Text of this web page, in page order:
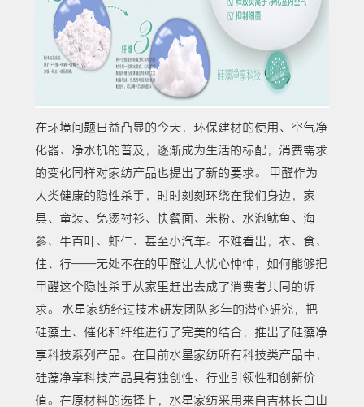
在环境问题日益凸显的今天，环保建材的使用、空气净
化器、净水机的普及，逐渐成为生活的标配，消费需求
的变化同样对家纺产品也提出了新的要求。 甲醛作为
人类健康的隐性杀手，时时刻刻环绕在我们身边，家
具、童装、免烫衬衫、快餐面、米粉、水泡鱿鱼、海
参、牛百叶、虾仁、甚至小汽车。不难看出，衣、食、
住、行——无处不在的甲醛让人忧心忡忡，如何能够把
甲醛这个隐性杀手从家里赶出去成了消费者共同的诉
求。 水星家纺经过技术研发团队多年的潜心研究，把
硅藻土、催化和纤维进行了完美的结合，推出了硅藻净
享科技系列产品。在目前水星家纺所有科技类产品中，
硅藻净享科技产品具有独创性、行业引领性和创新价
值。在原材料的选择上，水星家纺采用来自吉林长白山